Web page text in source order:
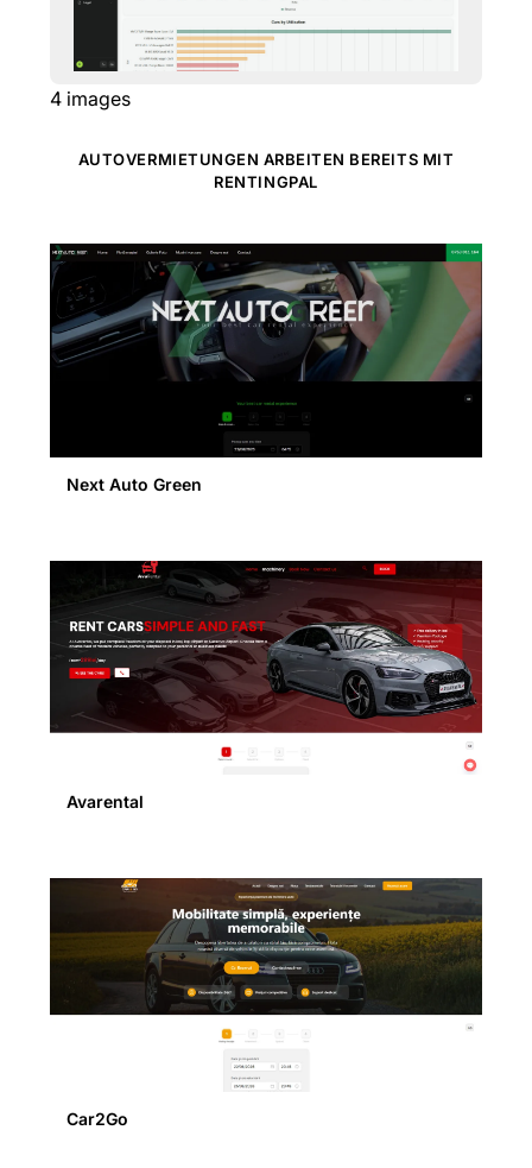
4 images
AUTOVERMIETUNGEN ARBEITEN BEREITS MIT
RENTINGPAL
Next Auto Green
Avarental
Car2Go